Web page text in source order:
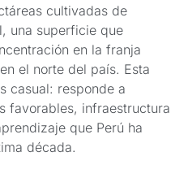
cultivadas de
una superficie que
en la franja
el norte del país. Esta
casual: responde a
favorables, infraestructura
que Perú ha
década.